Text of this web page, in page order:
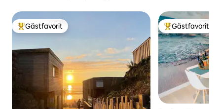
Populär gästfavorit
Gästfavorit Populär
Gästfavorit